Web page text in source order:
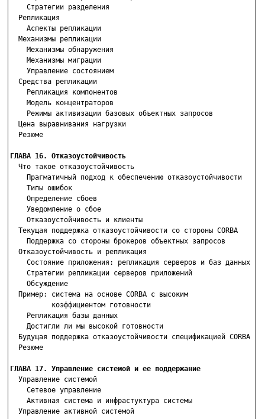
    Стратегии разделения
  Репликация
    Аспекты репликации
  Механизмы репликации
    Механизмы обнаружения
    Механизмы миграции
    Управление состоянием
  Средства репликации
    Репликация компонентов
    Модель концентраторов
    Режимы активизации базовых объектных запросов
  Цена выравнивания нагрузки
  Резюме
ГЛАВА 16. Отказоустойчивость
Что такое отказоустойчивость
    Прагматичный подход к обеспечению отказоустойчивости
    Типы ошибок
    Определение сбоев
    Уведомление о сбое
    Отказоустойчивость и клиенты
  Текущая поддержка отказоустойчивости со стороны CORBA
    Поддержка со стороны брокеров объектных запросов
  Отказоустойчивость и репликация
    Состояние приложения: репликация серверов и баз данных
    Стратегии репликации серверов приложений
    Обсуждение
  Пример: система на основе CORBA с высоким
          коэффициентом готовности
    Репликация базы данных
    Достигли ли мы высокой готовности
  Будущая поддержка отказоустойчивости спецификацией CORBA
  Резюме
ГЛАВА 17. Управление системой и ее поддержание
Управление системой
    Сетевое управление
    Активная система и инфрастуктура системы
  Управление активной системой